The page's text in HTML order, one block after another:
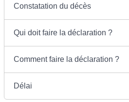
Constatation du décès
Qui doit faire la déclaration ?
Comment faire la déclaration ?
Délai